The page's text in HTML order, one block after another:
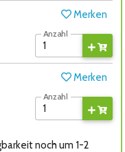
Merken
Anzahl
Merken
Anzahl
noch um 1-2